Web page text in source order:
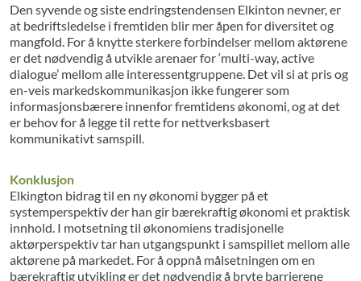
Den syvende og siste endringstendensen Elkinton nevner, er
at bedriftsledelse i fremtiden blir mer åpen for diversitet og
mangfold. For å knytte sterkere forbindelser mellom aktørene
er det nødvendig å utvikle arenaer for ‘multi-way, active
dialogue’ mellom alle interessentgruppene. Det vil si at pris og
en-veis markedskommunikasjon ikke fungerer som
informasjonsbærere innenfor fremtidens økonomi, og at det
er behov for å legge til rette for nettverksbasert
kommunikativt samspill.
Konklusjon
Elkington bidrag til en ny økonomi bygger på et
systemperspektiv der han gir bærekraftig økonomi et praktisk
innhold. I motsetning til økonomiens tradisjonelle
aktørperspektiv tar han utgangspunkt i samspillet mellom alle
aktørene på markedet. For å oppnå målsetningen om en
bærekraftig utvikling er det nødvendig å bryte barrierene